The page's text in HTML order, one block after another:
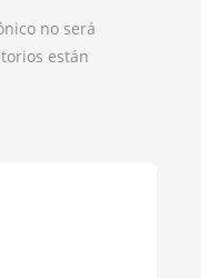
no será
están